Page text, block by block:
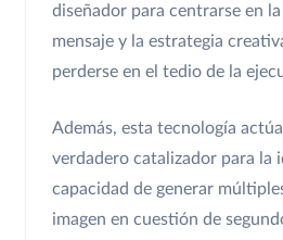
diseñador para centrarse en
mensaje y la estrategia
perderse en el tedio de la
Además, esta tecnología
verdadero catalizador para la
capacidad de generar
imagen en cuestión de